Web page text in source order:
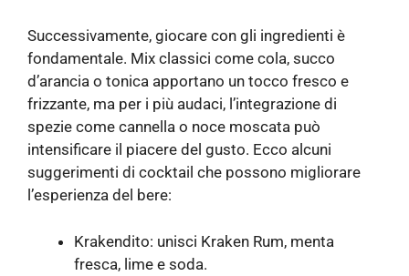
Successivamente, giocare con gli ingredienti è
fondamentale. Mix classici come cola, succo
d’arancia o tonica apportano un tocco fresco e
frizzante, ma per i più audaci, l’integrazione di
spezie come cannella o noce moscata può
intensificare il piacere del gusto. Ecco alcuni
suggerimenti di cocktail che possono migliorare
l’esperienza del bere:
Krakendito: unisci Kraken Rum, menta
fresca, lime e soda.